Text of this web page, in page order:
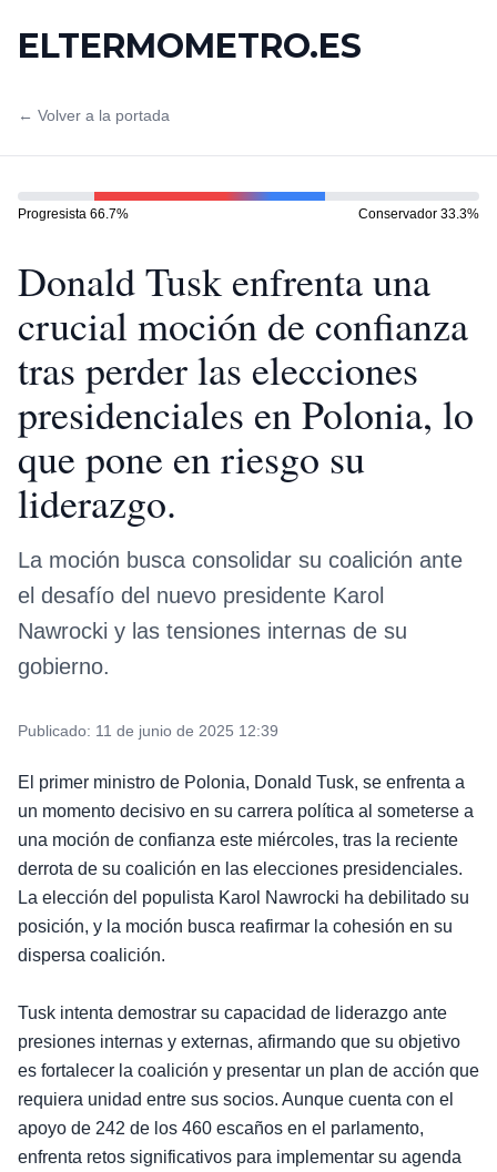
ELTERMOMETRO.ES
← Volver a la portada
Progresista 66.7% Conservador 33.3%
Donald Tusk enfrenta una
crucial moción de confianza
tras perder las elecciones
presidenciales en Polonia, lo
que pone en riesgo su
liderazgo.
La moción busca consolidar su coalición ante
el desafío del nuevo presidente Karol
Nawrocki y las tensiones internas de su
gobierno.
Publicado: 11 de junio de 2025 12:39
El primer ministro de Polonia, Donald Tusk, se enfrenta a
un momento decisivo en su carrera política al someterse a
una moción de confianza este miércoles, tras la reciente
derrota de su coalición en las elecciones presidenciales.
La elección del populista Karol Nawrocki ha debilitado su
posición, y la moción busca reafirmar la cohesión en su
dispersa coalición.
Tusk intenta demostrar su capacidad de liderazgo ante
presiones internas y externas, afirmando que su objetivo
es fortalecer la coalición y presentar un plan de acción que
requiera unidad entre sus socios. Aunque cuenta con el
apoyo de 242 de los 460 escaños en el parlamento,
enfrenta retos significativos para implementar su agenda